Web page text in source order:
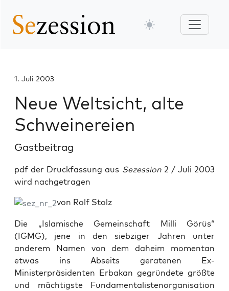
1. Juli 2003
Neue Weltsicht, alte
Schweinereien
Gastbeitrag
pdf der Druckfassung aus Sezession2 / Juli 2003
wird nachgetragen
von Rolf Stolz
Die „Islamische Gemeinschaft Milli Görüs“
(IGMG), jene in den siebziger Jahren unter
anderem Namen von dem daheim momentan
etwas ins Abseits geratenen Ex-
Ministerpräsidenten Erbakan gegründete größte
und mächtigste Fundamentalistenorganisation